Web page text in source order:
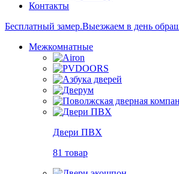
Контакты
Бесплатный замер.Выезжаем в день
Межкомнатные
Двери ПВХ
81 товар